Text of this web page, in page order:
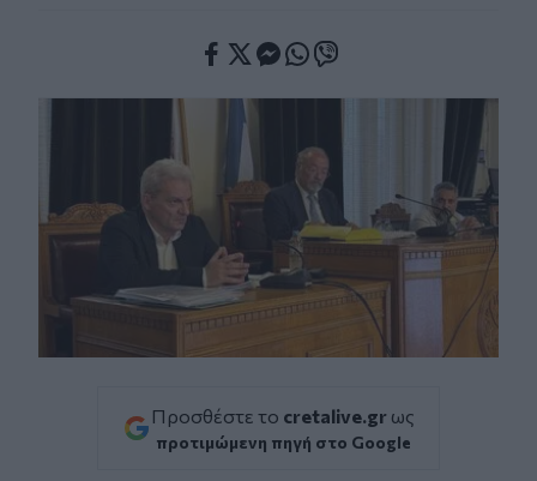
Προσθέστε το cretalive.gr ως
προτιμώμενη πηγή στο Google